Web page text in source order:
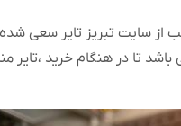
از سایت تبریز تایر سعی
تا در هنگام خرید ،تایر